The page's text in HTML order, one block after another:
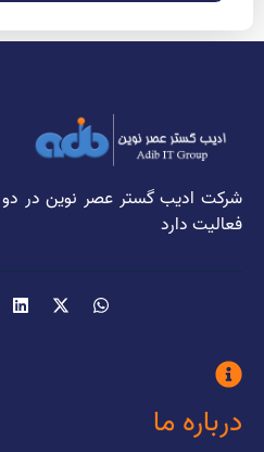
شرکت ادیب گستر عصر نوین در
فعالیت دارد
درباره ما